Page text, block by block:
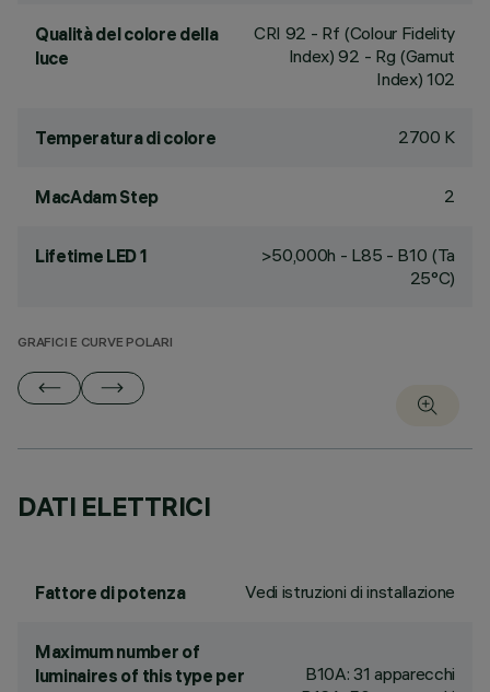
Qualità del colore della
luce
CRI 92 - Rf (Colour Fidelity
Index) 92 - Rg (Gamut
Index) 102
Temperatura di colore 2700 K
MacAdam Step 2
Lifetime LED 1
>50,000h - L85 - B10 (Ta
25°C)
GRAFICI E CURVE POLARI
DATI ELETTRICI
Fattore di potenza Vedi istruzioni di installazione
Maximum number of
luminaires of this type per
B10A: 31 apparecchi